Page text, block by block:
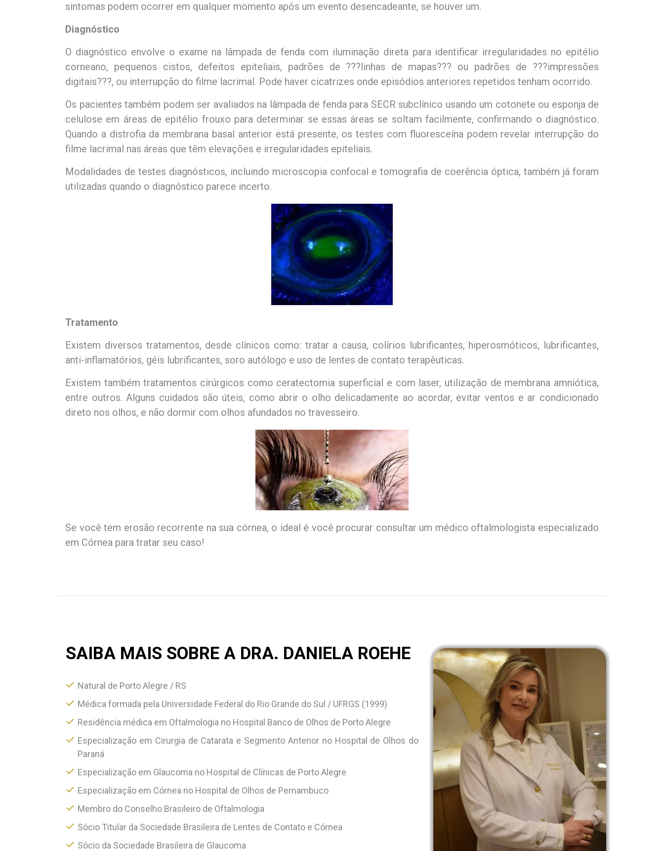
sintomas podem ocorrer em qualquer momento após um evento desencadeante, se houver um.
Diagnóstico
O diagnóstico envolve o exame na lâmpada de fenda com iluminação direta para identificar irregularidades no epitélio
corneano, pequenos cistos, defeitos epiteliais, padrões de ???linhas de mapas??? ou padrões de ???impressões
digitais???, ou interrupção do filme lacrimal. Pode haver cicatrizes onde episódios anteriores repetidos tenham ocorrido.
Os pacientes também podem ser avaliados na lâmpada de fenda para SECR subclínico usando um cotonete ou esponja de
celulose em áreas de epitélio frouxo para determinar se essas áreas se soltam facilmente, confirmando o diagnóstico.
Quando a distrofia da membrana basal anterior está presente, os testes com fluoresceína podem revelar interrupção do
filme lacrimal nas áreas que têm elevações e irregularidades epiteliais.
Modalidades de testes diagnósticos, incluindo microscopia confocal e tomografia de coerência óptica, também já foram
utilizadas quando o diagnóstico parece incerto.
Tratamento
Existem diversos tratamentos, desde clínicos como: tratar a causa, colírios lubrificantes, hiperosmóticos, lubrificantes,
anti-inflamatórios, géis lubrificantes, soro autólogo e uso de lentes de contato terapêuticas.
Existem também tratamentos cirúrgicos como ceratectomia superficial e com laser, utilização de membrana amniótica,
entre outros. Alguns cuidados são úteis, como abrir o olho delicadamente ao acordar, evitar ventos e ar condicionado
direto nos olhos, e não dormir com olhos afundados no travesseiro.
Se você tem erosão recorrente na sua córnea, o ideal é você procurar consultar um médico oftalmologista especializado
em Córnea para tratar seu caso!
SAIBA MAIS SOBRE A DRA. DANIELA ROEHE
Natural de Porto Alegre / RS
Médica formada pela Universidade Federal do Rio Grande do Sul / UFRGS (1999)
Residência médica em Oftalmologia no Hospital Banco de Olhos de Porto Alegre
Especialização em Cirurgia de Catarata e Segmento Anterior no Hospital de Olhos do
Paraná
Especialização em Glaucoma no Hospital de Clínicas de Porto Alegre
Especialização em Córnea no Hospital de Olhos de Pernambuco
Membro do Conselho Brasileiro de Oftalmologia
Sócio Titular da Sociedade Brasileira de Lentes de Contato e Córnea
Sócio da Sociedade Brasileira de Glaucoma